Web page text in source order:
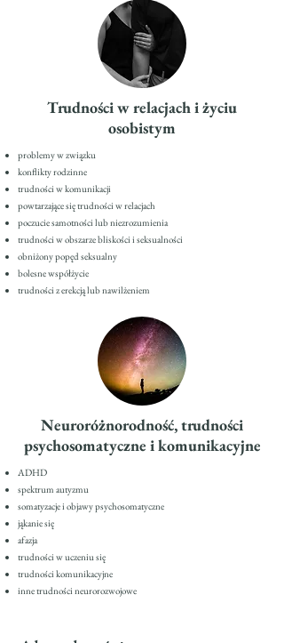
Trudności w relacjach i życiu
osobistym
problemy w związku
konflikty rodzinne
trudności w komunikacji
powtarzające się trudności w relacjach
poczucie samotności lub niezrozumienia
trudności w obszarze bliskości i seksualności
obniżony popęd seksualny
bolesne współżycie
trudności z erekcją lub nawilżeniem
Neuroróżnorodność, trudności
psychosomatyczne i komunikacyjne
ADHD
spektrum autyzmu
somatyzacje i objawy psychosomatyczne
jąkanie się
afazja
trudności w uczeniu się
trudności komunikacyjne
inne trudności neurorozwojowe